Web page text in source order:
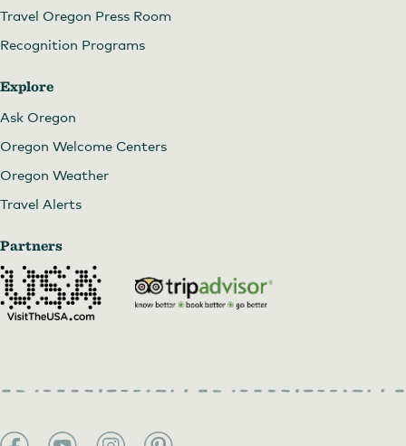
Travel Oregon Press Room
Recognition Programs
Explore
Ask Oregon
Oregon Welcome Centers
Oregon Weather
Travel Alerts
Partners